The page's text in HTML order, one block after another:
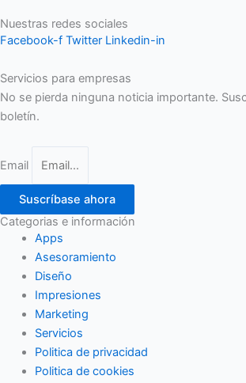
Nuestras redes sociales
Facebook-f Twitter Linkedin-in
Servicios para empresas
No se pierda ninguna noticia importante.
boletín.
Email
Suscríbase ahora
Categorias e información
Apps
Asesoramiento
Diseño
Impresiones
Marketing
Servicios
Politica de privacidad
Politica de cookies